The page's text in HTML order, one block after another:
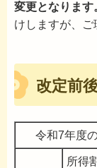
変更となります
けしますが、ご
改定前
令和7年度
所得